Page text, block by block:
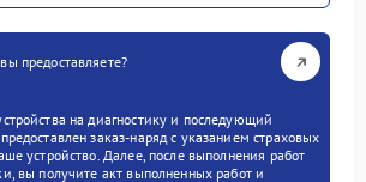
предоставляете?
на диагностику и последующий
заказ-наряд с указанием страховых
устройство. Далее, после выполнения работ
вы получите акт выполненных работ и